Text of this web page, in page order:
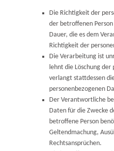
Die Richtigkeit der
der betroffenen
Dauer, die es dem
Richtigkeit der
Die Verarbeitung ist
lehnt die Löschung
verlangt stattdessen
personenbezogenen
Der Verantwortliche
Daten für die Zwecke
betroffene Person
Geltendmachung,
Rechtsansprüchen.